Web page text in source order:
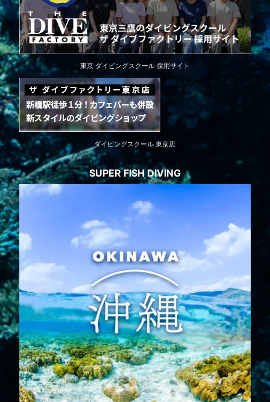
東京 ダイビングスクール 採用サイト
ダイビングスクール 東京店
SUPER FISH DIVING